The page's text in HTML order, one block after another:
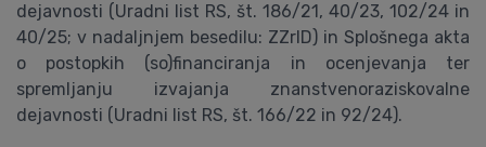
dejavnosti (Uradni list RS, št. 186/21, 40/23, 102/24 in
40/25; v nadaljnjem besedilu: ZZrID) in Splošnega akta
o postopkih (so)financiranja in ocenjevanja ter
spremljanju izvajanja znanstvenoraziskovalne
dejavnosti (Uradni list RS, št. 166/22 in 92/24).